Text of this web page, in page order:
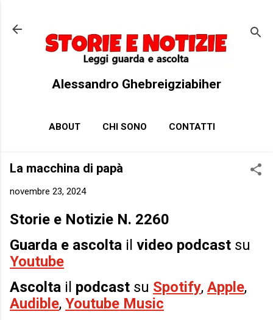
Alessandro Ghebreigziabiher
ABOUT CHI SONO CONTATTI
La macchina di papà
novembre 23, 2024
Storie e Notizie N. 2260
Guarda e ascolta il video podcast su
Youtube
Ascolta il podcast su Spotify, Apple,
Audible, Youtube Music